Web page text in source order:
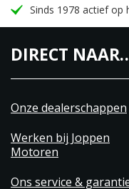
Sinds 1978 actief op
DIRECT
Onze dealerschappen
Werken bij Joppen
Motoren
Ons service &